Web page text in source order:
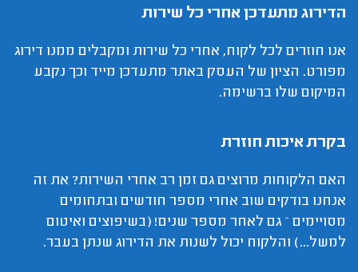
הדירוג מתעדכן אחרי כל שירות
אנו חוזרים לכל לקוח, אחרי כל שירות ומקבלים ממנו דירוג
מפורט. הציון של העסק באתר מתעדכן מייד וכך נקבע
המיקום שלו ברשימה.
בקרת איכות חוזרת
האם הלקוחות מרוצים גם זמן רב אחרי השירות? את זה
אנחנו בודקים שוב אחרי מספר חודשים ובתחומים
מסויימים – גם לאחר מספר שנים! (בשיפוצים ואיטום
למשל...) והלקוח יכול לשנות את הדירוג שנתן בעבר.